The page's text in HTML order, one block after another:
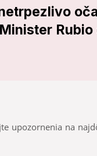
upozornenia na